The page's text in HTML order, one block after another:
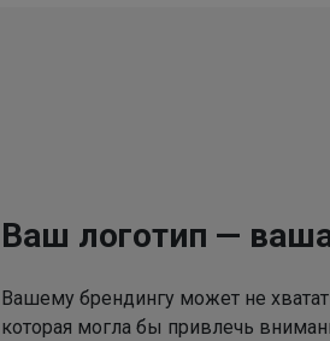
Ваш логотип —
Вашему брендингу может не
которая могла бы привлечь